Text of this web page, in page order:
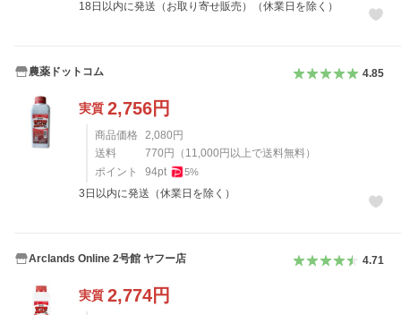
18日以内に発送（お取り寄せ販売）（休業日を除く）
農薬ドットコム 4.85
実質 2,756円
商品価格 2,080 円
送料
770 円 （ 11,000 円以上で送料無料）
ポイント
94pt 5%
3日以内に発送（休業日を除く）
Arclands Online 2号館 ヤフー店 4.71
実質 2,774円